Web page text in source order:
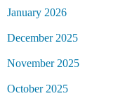
January 2026
December 2025
November 2025
October 2025